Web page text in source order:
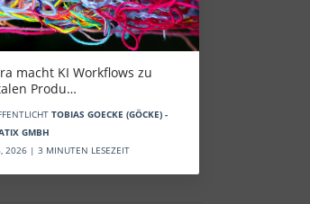
macht KI Workflows zu
Produ…
TOBIAS GOECKE (GÖCKE) -
GMBH
2026 | 3 MINUTEN LESEZEIT